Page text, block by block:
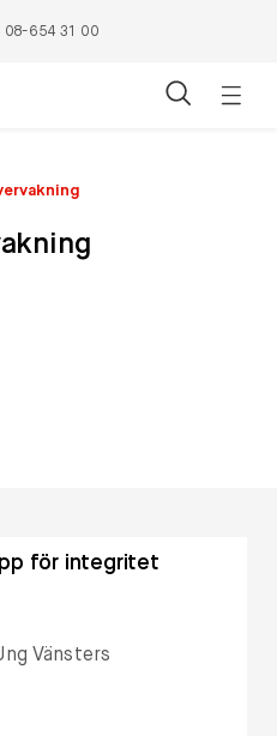
08-654 31 00
för integritet
Vänsters